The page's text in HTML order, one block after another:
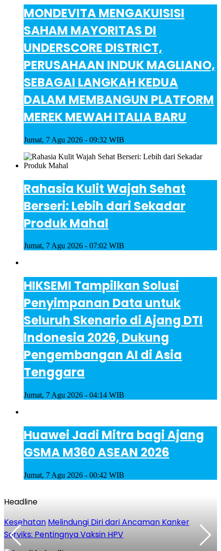
MONDEVITA MENGAKUISISI
SAHAM MAYORITAS DI
UNDERSCORE DISTRICT,
PERUSAHAAN INDUK MAGLIANO,
SEBAGAI LANGKAH KEDUA
DALAM MEMBANGUN PLATFORM
MEREK MEWAH ITALIA BARU
Jumat, 7 Agu 2026 - 09:32 WIB
Rahasia Kulit Wajah Sehat
Berseri: Lebih dari Sekadar
Produk Mahal
Jumat, 7 Agu 2026 - 07:02 WIB
HIKSEMI Tampilkan Solusi
Penyimpanan Data untuk
Seluruh Skenario di Ajang DTI
Indonesia 2026, Dukung
Pengembangan AI di Asia
Tenggara
Jumat, 7 Agu 2026 - 04:14 WIB
Huawei Jadi Mitra bagi Ajang
GSMA M360 ASEAN 2026
Jumat, 7 Agu 2026 - 00:42 WIB
Headline
Kesehatan Melindungi Diri dari Ancaman Kanker
Serviks: Pentingnya Vaksin HPV